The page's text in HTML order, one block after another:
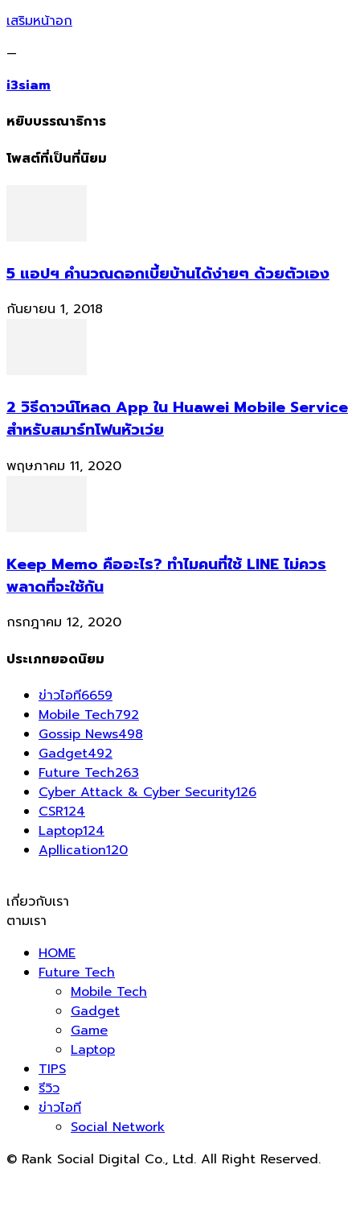
เสริมหน้าอก
—
i3siam
หยิบบรรณาธิการ
โพสต์ที่เป็นที่นิยม
5 แอปฯ คำนวณดอกเบี้ยบ้านได้ง่ายๆ ด้วยตัวเอง
กันยายน 1, 2018
2 วิธีดาวน์โหลด App ใน Huawei Mobile Service
สำหรับสมาร์ทโฟนหัวเว่ย
พฤษภาคม 11, 2020
Keep Memo คืออะไร? ทำไมคนที่ใช้ LINE ไม่ควร
พลาดที่จะใช้กัน
กรกฎาคม 12, 2020
ประเภทยอดนิยม
ข่าวไอที6659
Mobile Tech792
Gossip News498
Gadget492
Future Tech263
Cyber Attack & Cyber Security126
CSR124
Laptop124
Apllication120
เกี่ยวกับเรา
ตามเรา
HOME
Future Tech
Mobile Tech
Gadget
Game
Laptop
TIPS
รีวิว
ข่าวไอที
Social Network
© Rank Social Digital Co., Ltd. All Right Reserved.